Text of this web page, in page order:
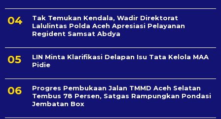
Tak Temukan Kendala, Wadir Direktorat
Lalulintas Polda Aceh Apresiasi Pelayanan
Regident Samsat Abdya
LIN Minta Klarifikasi Delapan Isu Tata Kelola MAA
Pidie
Progres Pembukaan Jalan TMMD Aceh Selatan
Tembus 78 Persen, Satgas Rampungkan Pondasi
Jembatan Box